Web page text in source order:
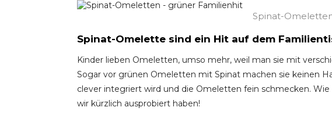
Spinat-
Spinat-Omelette sind ein Hit auf dem
Kinder lieben Omeletten, umso mehr, weil man sie mit
Sogar vor grünen Omeletten mit Spinat machen sie keinen
clever integriert wird und die Omeletten fein schmecken.
wir kürzlich ausprobiert haben!